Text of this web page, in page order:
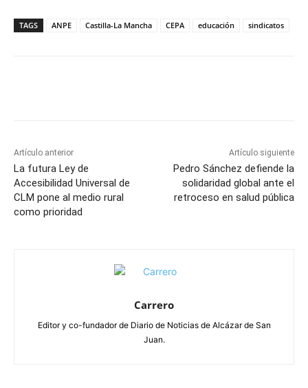
TAGS ANPE Castilla-La Mancha CEPA educación sindicatos
Artículo anterior
La futura Ley de
Accesibilidad Universal de
CLM pone al medio rural
como prioridad
Artículo siguiente
Pedro Sánchez defiende la
solidaridad global ante el
retroceso en salud pública
Carrero
Editor y co-fundador de Diario de Noticias de Alcázar de San
Juan.